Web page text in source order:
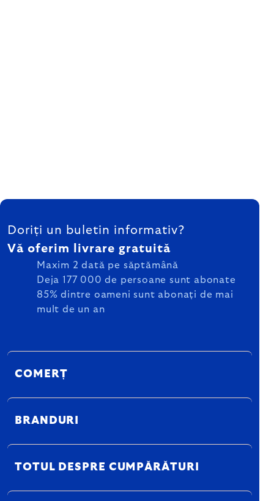
SUBSOL
Doriți un buletin informativ?
Vă oferim livrare gratuită
Maxim 2 dată pe săptămână
Deja 177 000 de persoane sunt abonate
85% dintre oameni sunt abonați de mai
mult de un an
COMERȚ
BRANDURI
TOTUL DESPRE CUMPĂRĂTURI